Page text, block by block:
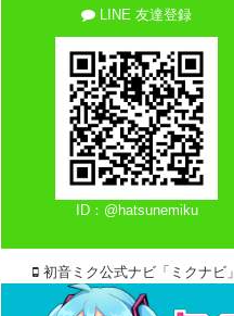
LINE 友達登録
ID：@hatsunemiku
初音ミク公式ナビ「ミクナビ」